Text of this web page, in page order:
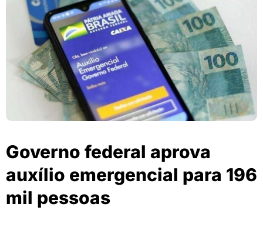
Governo federal aprova
auxílio emergencial para 196
mil pessoas